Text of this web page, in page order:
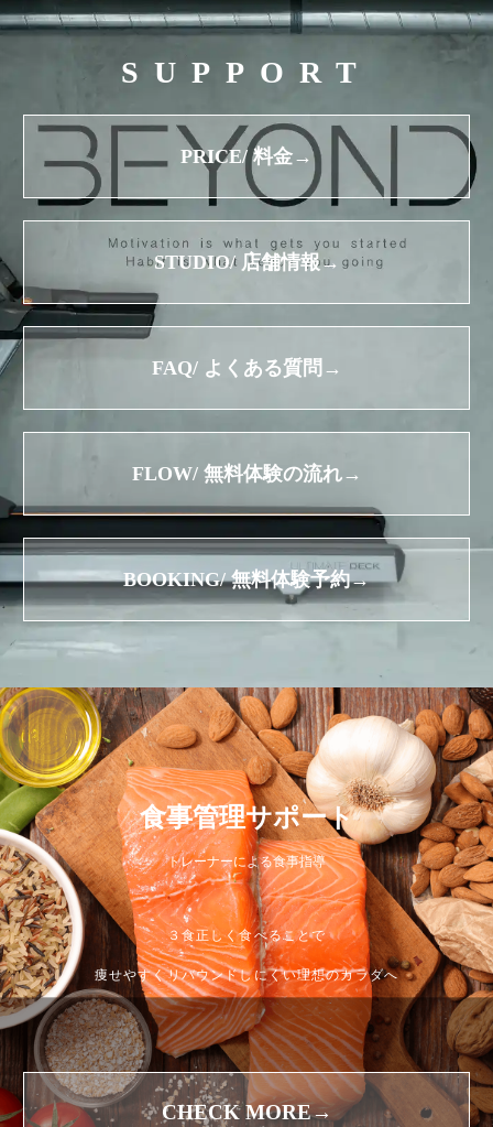
SUPPORT
PRICE/ 料金→
STUDIO/ 店舗情報→
FAQ/ よくある質問→
FLOW/ 無料体験の流れ→
BOOKING/ 無料体験予約→
食事管理サポート
トレーナーによる食事指導
３食正しく食べることで
痩せやすくリバウンドしにくい理想のカラダへ
CHECK MORE→